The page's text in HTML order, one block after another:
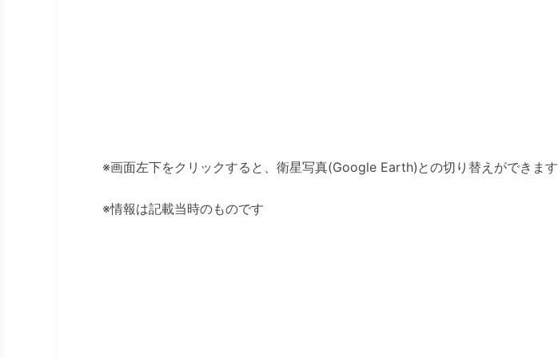
※画面左下をクリックすると、衛星写真(Google Earth)との切り替えができます
※情報は記載当時のものです